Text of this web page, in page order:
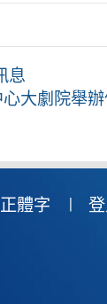
息
大劇院舉
體字